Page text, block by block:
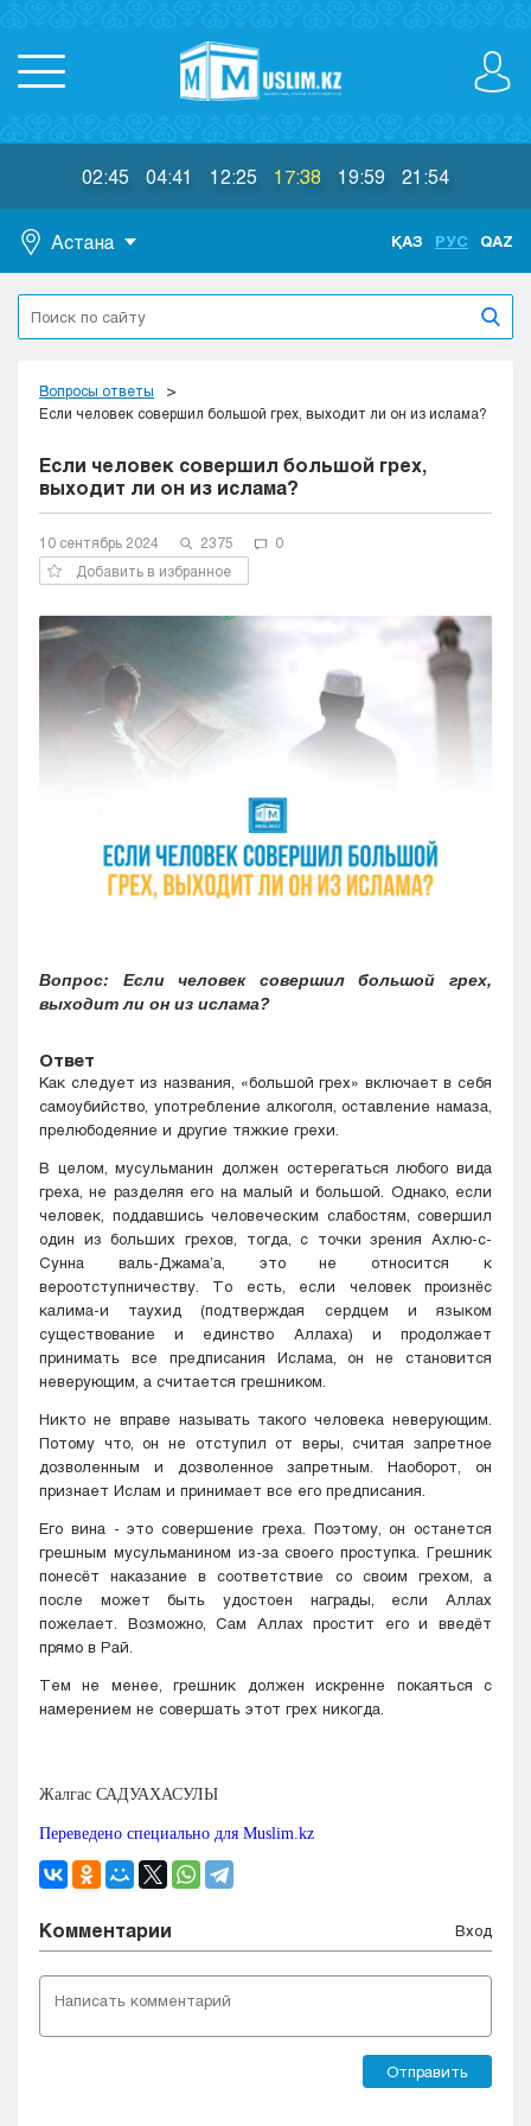
02:45 04:41 12:25 17:38 19:59 21:54
Астана
Астана
Алматы
Актобе
Атырау
Караганда
Кокшетау
Кызылорда
Павлодар
Семей
Талдыкорган
Туркестан
ҚАЗ РУС QAZ
Вопросы ответы
Если человек совершил большой грех, выходит ли он из ислама?
Если человек совершил большой грех,
выходит ли он из ислама?
10 сентябрь 2024 2375
0
Добавить в избранное
Вопрос: Если человек совершил большой грех,
выходит ли он из ислама?
Ответ
Как следует из названия, «большой грех» включает в себя
самоубийство, употребление алкоголя, оставление намаза,
прелюбодеяние и другие тяжкие грехи.
В целом, мусульманин должен остерегаться любого вида
греха, не разделяя его на малый и большой. Однако, если
человек, поддавшись человеческим слабостям, совершил
один из больших грехов, тогда, с точки зрения Ахлю-с-
Сунна валь-Джама’а, это не относится к
вероотступничеству. То есть, если человек произнёс
калима-и таухид (подтверждая сердцем и языком
существование и единство Аллаха) и продолжает
принимать все предписания Ислама, он не становится
неверующим, а считается грешником.
Никто не вправе называть такого человека неверующим.
Потому что, он не отступил от веры, считая запретное
дозволенным и дозволенное запретным. Наоборот, он
признает Ислам и принимает все его предписания.
Его вина - это совершение греха. Поэтому, он останется
грешным мусульманином из-за своего проступка. Грешник
понесёт наказание в соответствие со своим грехом, а
после может быть удостоен награды, если Аллах
пожелает. Возможно, Сам Аллах простит его и введёт
прямо в Рай.
Тем не менее, грешник должен искренне покаяться с
намерением не совершать этот грех никогда.
Жалгас САДУАХАСУЛЫ
Переведено специально для Muslim.kz​​
Комментарии Вход
Отправить